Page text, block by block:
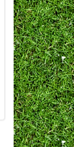
Перец
бочонок,
Сладкий перец
1,50 руб.